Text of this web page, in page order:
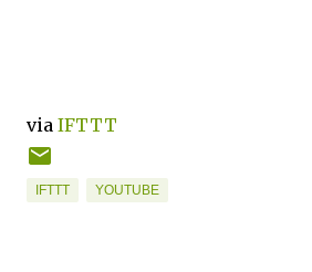
via IFTTT
IFTTT YOUTUBE